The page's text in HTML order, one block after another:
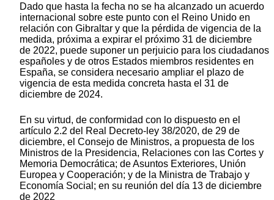
Dado que hasta la fecha no se ha alcanzado un acuerdo
internacional sobre este punto con el Reino Unido en
relación con Gibraltar y que la pérdida de vigencia de la
medida, próxima a expirar el próximo 31 de diciembre
de 2022, puede suponer un perjuicio para los ciudadanos
españoles y de otros Estados miembros residentes en
España, se considera necesario ampliar el plazo de
vigencia de esta medida concreta hasta el 31 de
diciembre de 2024.
En su virtud, de conformidad con lo dispuesto en el
artículo 2.2 del Real Decreto-ley 38/2020, de 29 de
diciembre, el Consejo de Ministros, a propuesta de los
Ministros de la Presidencia, Relaciones con las Cortes y
Memoria Democrática; de Asuntos Exteriores, Unión
Europea y Cooperación; y de la Ministra de Trabajo y
Economía Social; en su reunión del día 13 de diciembre
de 2022